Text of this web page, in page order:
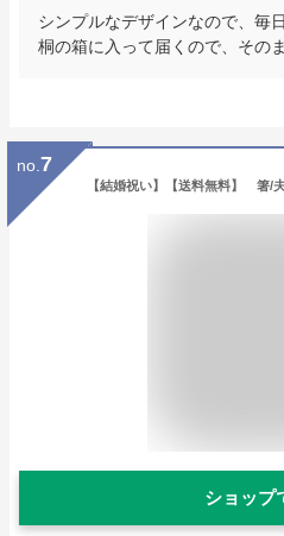
シンプルなデザインなので、毎
桐の箱に入って届くので、その
no. 7
ショップ